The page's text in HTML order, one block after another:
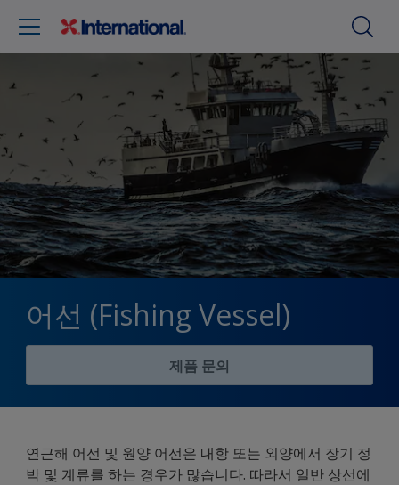
어선 (Fishing Vessel)
제품 문의
연근해 어선 및 원양 어선은 내항 또는 외양에서 장기 정
박 및 계류를 하는 경우가 많습니다. 따라서 일반 상선에